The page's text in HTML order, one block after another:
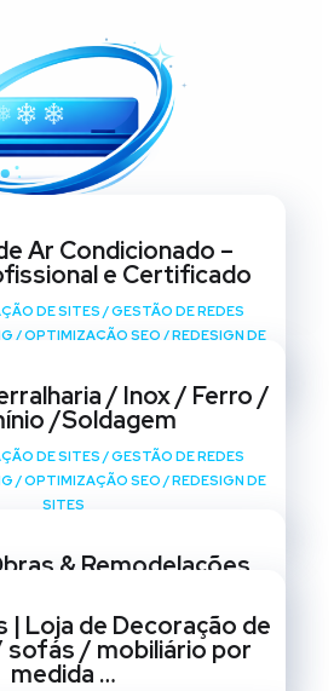
Ar Condicionado –
e Certificado
DE SITES /GESTÃO DE REDES
/OPTIMIZAÇÃO SEO /REDESIGN DE
/ Inox / Ferro /
/Soldagem
DE SITES /GESTÃO DE REDES
/OPTIMIZAÇÃO SEO /REDESIGN DE
SITES
& Remodelações
OPTIMIZAÇÃO SEO/ REDESIGN DE
SITES
| Loja de Decoração de
/ mobiliário por
medida …